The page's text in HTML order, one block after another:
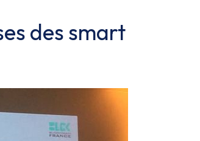
des smart